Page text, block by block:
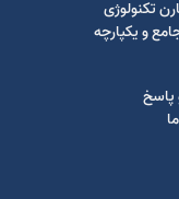
تکنولوژی
و یکپارچه